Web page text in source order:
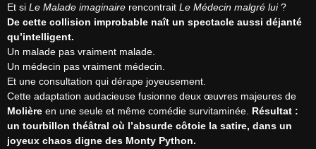
Et si Le Malade imaginaire rencontrait Le Médecin malgré lui
De cette collision improbable naît un spectacle aussi déjanté
qu’intelligent.
Un malade pas vraiment malade.
Un médecin pas vraiment médecin.
Et une consultation qui dérape joyeusement.
Molière en une seule et même comédie survitaminée. Résultat :
un tourbillon théâtral où l’absurde côtoie la satire, dans un
joyeux chaos digne des Monty Python.